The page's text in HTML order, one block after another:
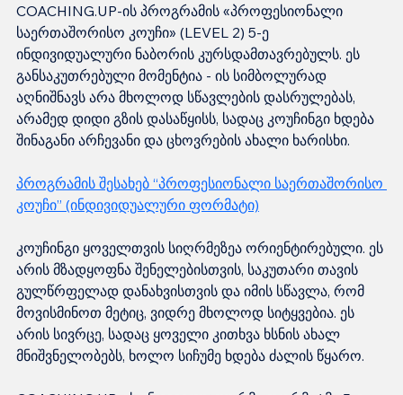
COACHING.UP-ის პროგრამის «პროფესიონალი
საერთაშორისო კოუჩი» (LEVEL 2) 5-ე
ინდივიდუალური ნაბორის კურსდამთავრებულს. ეს
განსაკუთრებული მომენტია - ის სიმბოლურად
აღნიშნავს არა მხოლოდ სწავლების დასრულებას,
არამედ დიდი გზის დასაწყისს, სადაც კოუჩინგი ხდება
შინაგანი არჩევანი და ცხოვრების ახალი ხარისხი.
პროგრამის შესახებ “პროფესიონალი საერთაშორისო
კოუჩი” (ინდივიდუალური ფორმატი)
კოუჩინგი ყოველთვის სიღრმეზეა ორიენტირებული. ეს
არის მზადყოფნა შენელებისთვის, საკუთარი თავის
გულწრფელად დანახვისთვის და იმის სწავლა, რომ
მოვისმინოთ მეტიც, ვიდრე მხოლოდ სიტყვებია. ეს
არის სივრცე, სადაც ყოველი კითხვა ხსნის ახალ
მნიშვნელობებს, ხოლო სიჩუმე ხდება ძალის წყარო.